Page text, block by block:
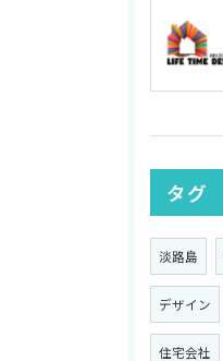
タグ
淡路島
デザイン
住宅会社